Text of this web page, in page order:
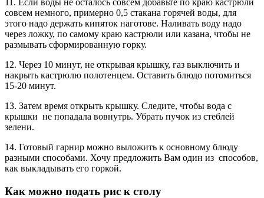
11. Если воды не осталось совсем добавьте по краю кастрюли
совсем немного, примерно 0,5 стакана горячей воды, для
этого надо держать кипяток наготове. Наливать воду надо
через ложку, по самому краю кастрюли или казана, чтобы не
размывать сформированную горку.
12. Через 10 минут, не открывая крышку, газ выключить и
накрыть кастрюлю полотенцем. Оставить блюдо потомиться
15-20 минут.
13. Затем время открыть крышку. Следите, чтобы вода с
крышки не попадала вовнутрь. Убрать пучок из стеблей
зелени.
14. Готовый гарнир можно выложить к основному блюду
разными способами. Хочу предложить Вам один из способов,
как выкладывать его горкой.
Как можно подать рис к столу